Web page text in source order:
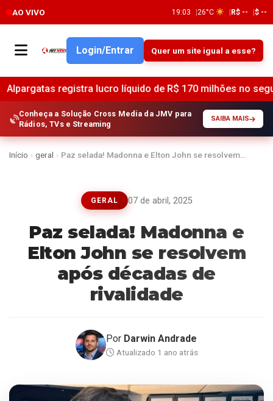
AO VIVO 19:03 26°C R$ -- $ --
Login/Entrar Quer um site igual a esse?
lucro líquido de R$ 170 milhões no segundo
Conheça a Solução Cross Media da JMV para
Rádios, TVs e Streaming
SAIBA MAIS
Início › geral › Paz selada! Madonna e Elton John se resolvem…
GERAL 07 de abril, 2025
Paz selada! Madonna e
Elton John se resolvem
após décadas de
rivalidade
Por Darwin Andrade
Atualizado 1 ano atrás